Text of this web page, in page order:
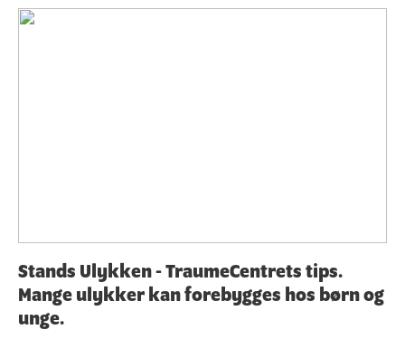
Stands Ulykken - TraumeCentrets tips.
Mange ulykker kan forebygges hos børn og
unge.